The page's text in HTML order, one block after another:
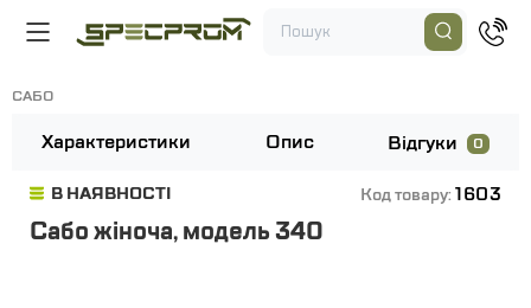
САБО
Характеристики Опис Відгуки 0
В НАЯВНОСТІ Код товару:1603
Сабо жіноча, модель 340